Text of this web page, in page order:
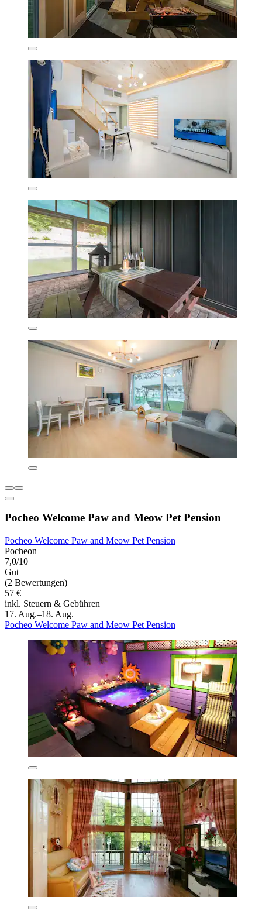
Pocheo Welcome Paw and Meow Pet Pension
Pocheo Welcome Paw and Meow Pet Pension
Pocheon
7,0/10
Gut
(2 Bewertungen)
57 €
inkl. Steuern & Gebühren
17. Aug.–18. Aug.
Pocheo Welcome Paw and Meow Pet Pension